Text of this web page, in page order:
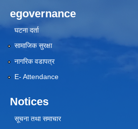
egovernance
घटना दर्ता
सामाजिक सुरक्षा
नागरिक वडापत्र
E- Attendance
Notices
सूचना तथा समाचार